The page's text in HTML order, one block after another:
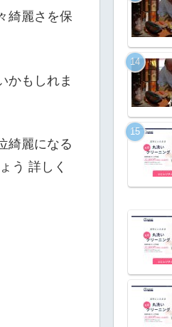
綺麗さを保
かもしれま
綺麗になる
う 詳しく